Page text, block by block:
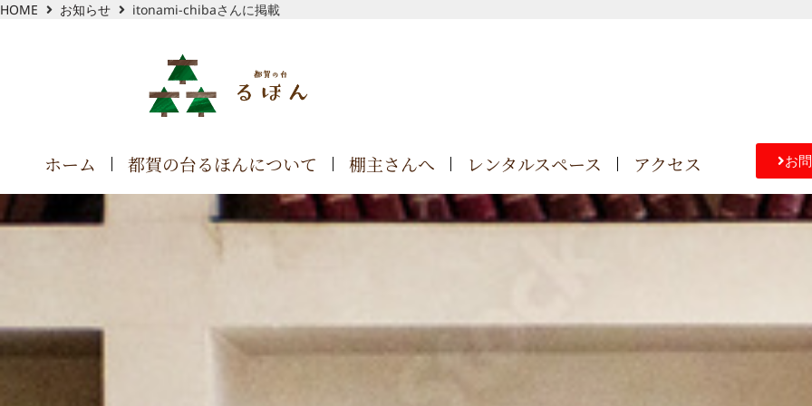
HOME お知らせ itonami-chibaさんに掲載
ホーム 都賀の台るほんについて 棚主さんへ レンタルスペース アクセス お